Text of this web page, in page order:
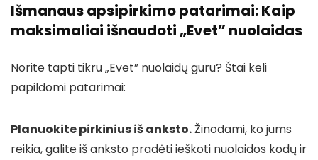
Išmanaus apsipirkimo patarimai: Kaip
maksimaliai išnaudoti „Evet” nuolaidas
Norite tapti tikru „Evet” nuolaidų guru? Štai keli
papildomi patarimai:
Planuokite pirkinius iš anksto.Žinodami, ko jums
reikia, galite iš anksto pradėti ieškoti nuolaidos kodų ir